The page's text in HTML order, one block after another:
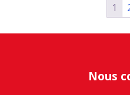
1
Nous